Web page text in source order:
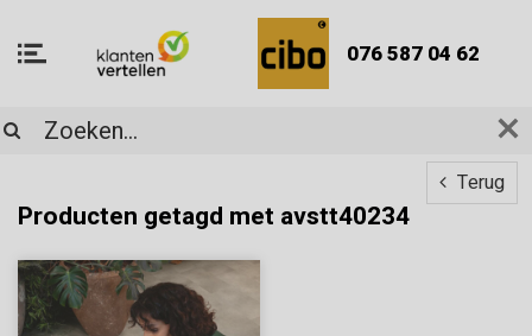
076 587 04 62
Terug
Producten getagd met avstt40234